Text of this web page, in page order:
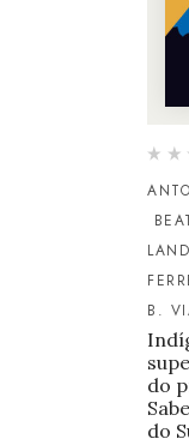
B.
do
do